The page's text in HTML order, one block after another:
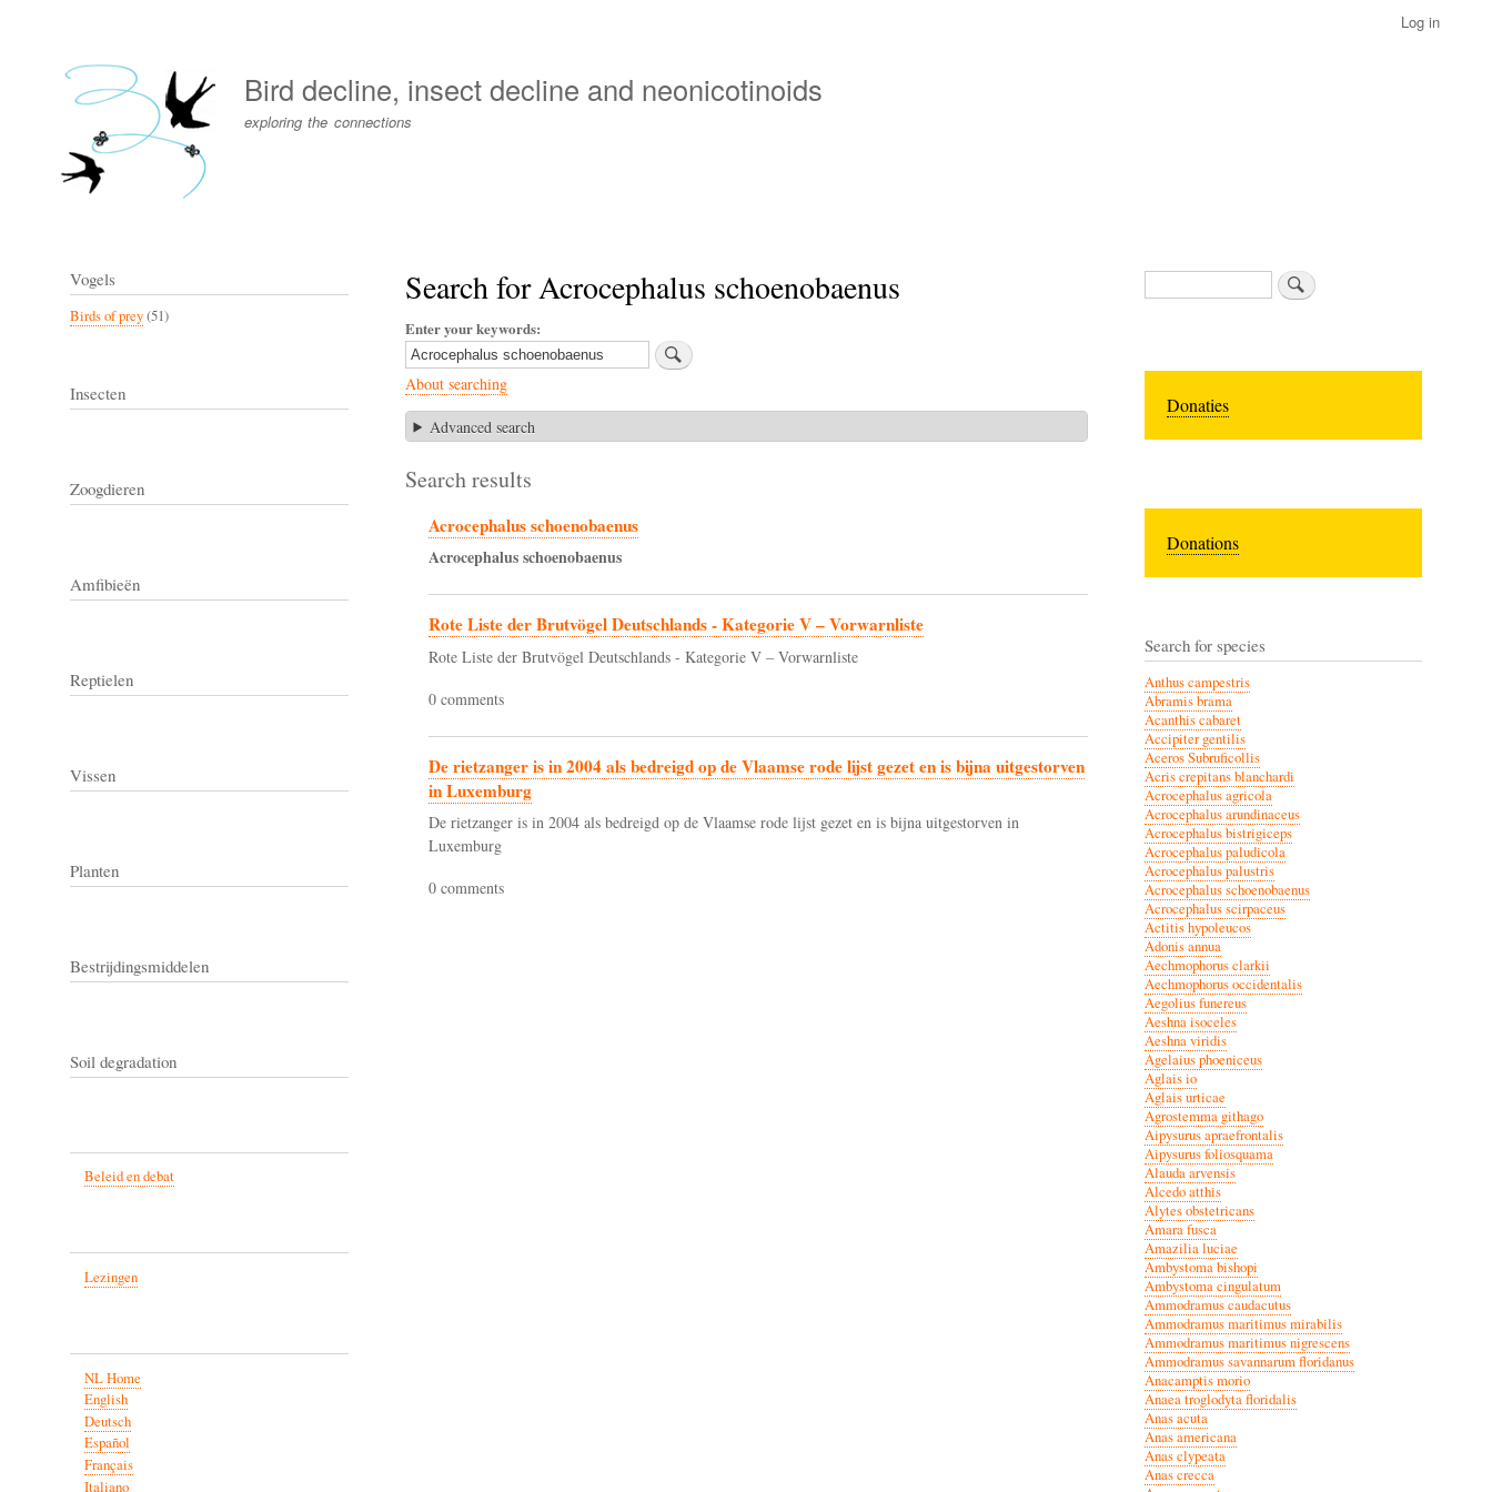
content
menu
Log in
Bird decline, insect decline and neonicotinoids
exploring the connections
Search for Acrocephalus schoenobaenus
Enter your keywords
About searching
Advanced search
Search results
Acrocephalus schoenobaenus
Acrocephalus schoenobaenus
Rote Liste der Brutvögel Deutschlands - Kategorie V – Vorwarnliste
Rote Liste der Brutvögel Deutschlands - Kategorie V – Vorwarnliste
0 comments
De rietzanger is in 2004 als bedreigd op de Vlaamse rode lijst gezet en is bijna uitgestorven
in Luxemburg
De rietzanger is in 2004 als bedreigd op de Vlaamse rode lijst gezet en is bijna uitgestorven in
Luxemburg
0 comments
Vogels
Birds of prey(51)
Insecten
Zoogdieren
Amfibieën
Reptielen
Vissen
Planten
Bestrijdingsmiddelen
Soil degradation
Beleid en debat
Lezingen
NL Home
English
Deutsch
Español
Français
Italiano
Search
Donaties
Donations
Search for species
Anthus campestris
Abramis brama
Acanthis cabaret
Accipiter gentilis
Aceros Subruficollis
Acris crepitans blanchardi
Acrocephalus agricola
Acrocephalus arundinaceus
Acrocephalus bistrigiceps
Acrocephalus paludicola
Acrocephalus palustris
Acrocephalus schoenobaenus
Acrocephalus scirpaceus
Actitis hypoleucos
Adonis annua
Aechmophorus clarkii
Aechmophorus occidentalis
Aegolius funereus
Aeshna isoceles
Aeshna viridis
Agelaius phoeniceus
Aglais io
Aglais urticae
Agrostemma githago
Aipysurus apraefrontalis
Aipysurus foliosquama
Alauda arvensis
Alcedo atthis
Alytes obstetricans
Amara fusca
Amazilia luciae
Ambystoma bishopi
Ambystoma cingulatum
Ammodramus caudacutus
Ammodramus maritimus mirabilis
Ammodramus maritimus nigrescens
Ammodramus savannarum floridanus
Anacamptis morio
Anaea troglodyta floridalis
Anas acuta
Anas americana
Anas clypeata
Anas crecca